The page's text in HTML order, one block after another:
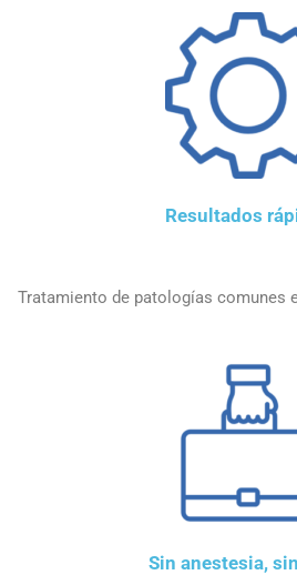
Resultados
Tratamiento de patologías comunes
Sin anestesia,